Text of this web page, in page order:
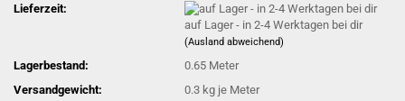
Lieferzeit:
auf Lager - in 2-4 Werktagen bei dir
(Ausland abweichend)
Lagerbestand: 0.65 Meter
Versandgewicht:
0.3 kg je Meter